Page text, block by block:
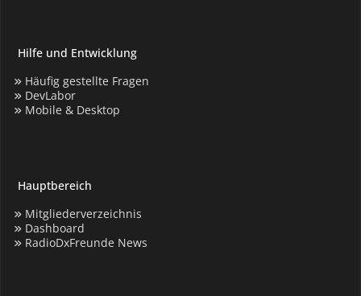
Hilfe und Entwicklung
Häufig gestellte Fragen
DevLabor
Mobile & Desktop
Hauptbereich
Mitgliederverzeichnis
Dashboard
RadioDxFreunde News